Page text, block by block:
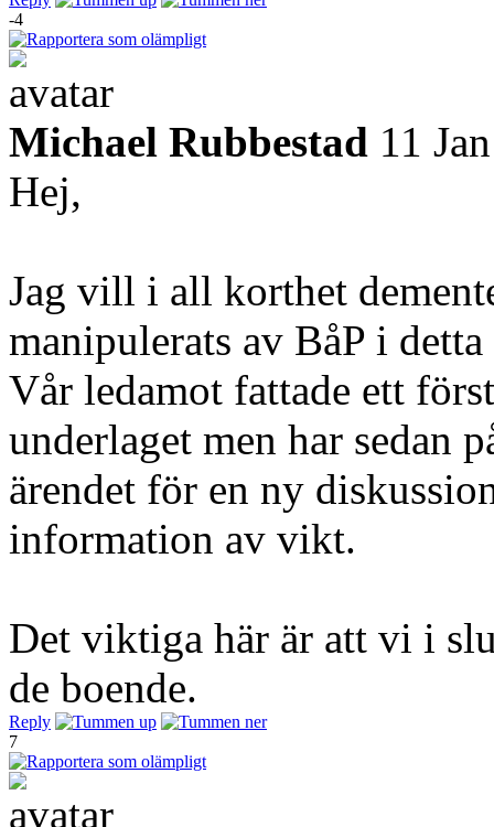
-4
Michael Rubbestad 11
Hej,
Jag vill i all korthet
manipulerats av BåP i detta
Vår ledamot fattade ett
underlaget men har sedan
ärendet för en ny
information av vikt.
Det viktiga här är att vi i
de boende.
Reply
7